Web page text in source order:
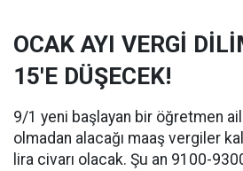
OCAK AYI VERGİ
15'E DÜŞECEK!
9/1 yeni başlayan bir öğretmen
olmadan alacağı maaş vergiler
lira civarı olacak. Şu an 9100-